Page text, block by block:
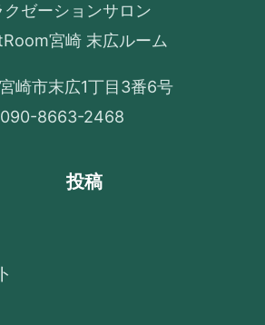
クゼーションサロン
宮崎 末広ルーム
崎市末広1丁目3番6号
090-8663-2468
投稿